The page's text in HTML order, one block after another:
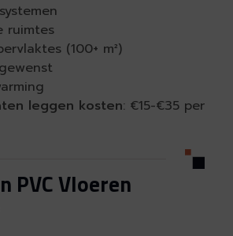
ruimtes
(100+ m²)
leggen kosten: €15-€35 per
PVC Vloeren